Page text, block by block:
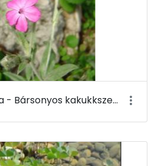
Lychnis coronaria - Bársonyos kakukkszegfű (virága) - Budai Arborétum